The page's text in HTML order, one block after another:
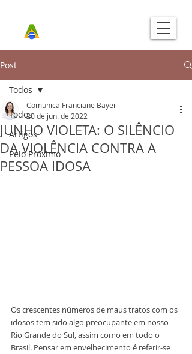
Post
Todos
Artigos
Pelo Próximo
Todos
JUNHO VIOLETA: O SILÊNCIO
DA VIOLÊNCIA CONTRA A
PESSOA IDOSA
Comunica Franciane Bayer
20 de jun. de 2022
Os crescentes números de maus tratos com os
idosos tem sido algo preocupante em nosso
Rio Grande do Sul, assim como em todo o
Brasil. Pensar em envelhecimento é referir-se